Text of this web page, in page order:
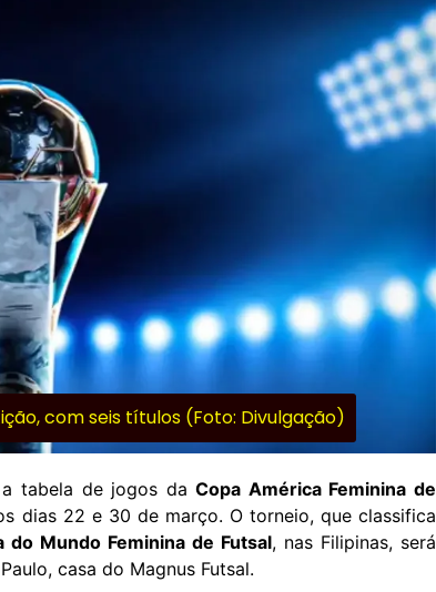
com seis títulos (Foto: Divulgação)
a tabela de jogos daCopa América Feminina de
dias 22 e 30 de março. O torneio, que classifica
do Mundo Feminina de Futsal, nas Filipinas, será
casa do Magnus Futsal.